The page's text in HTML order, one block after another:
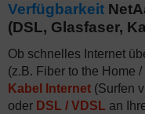
Verfügbarkeit
(DSL, Glasfaser,
Ob schnelles Internet
(z.B. Fiber to the Home /
Kabel Internet (Surfen
oder DSL / VDSL an